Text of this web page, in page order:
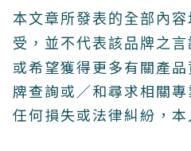
本文章所發表的全部內
受，並不代表該品牌之言
或希望獲得更多有關產
牌查詢或∕和尋求相關專
任何損失或法律糾紛，本